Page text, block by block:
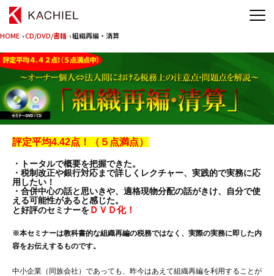
HOME ›CD/DVD/書籍 › 組織再編・清算
評定平均4.42点！（５点満点）
・トータルで概要を把握できた。
・税制改正や銀行対応まで詳しくレクチャー、実践的で実務に応
用したい！
・合併中心の話と思いきや、適格現物分配の話がきけ、自分で使
える可能性があると感じた。
と好評のセミナーをＤＶＤ化！
※本セミナーは教科書的な組織再編の税務ではなく、実際の実務に即した内
容をお伝えするものです。
中小企業（同族会社）であっても、昨今はあえて組織再編を利用することが